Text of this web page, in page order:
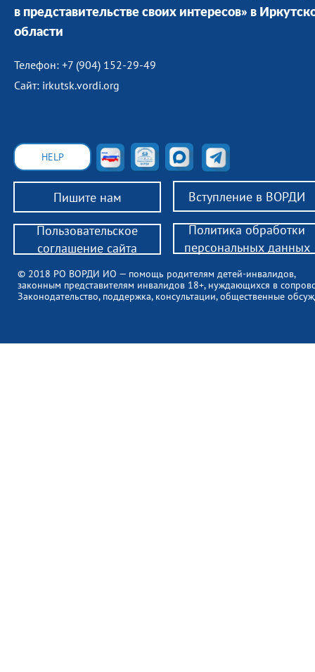
в представительстве своих интересов» в
области
Телефон: +7 (904) 152-29-49
Сайт: irkutsk.vordi.org
Пишите нам Вступление в ВОРДИ
© 2018 РО ВОРДИ ИО — помощь родителям детей-инвалидов,
законным представителям инвалидов 18+, нуждающихся в
Законодательство, поддержка, консультации, общественные
HELP
Пользовательское
соглашение сайта
Политика обработки
персональных данных